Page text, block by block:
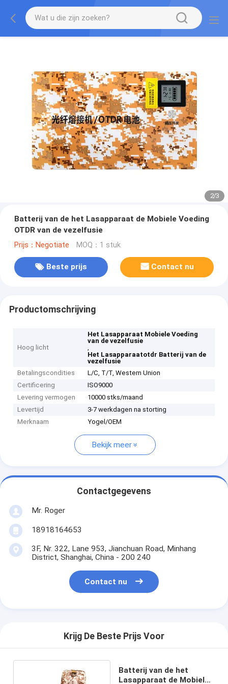
2/3
Batterij van de het Lasapparaat de Mobiele Voeding
OTDR van de vezelfusie
Prijs：Negotiate MOQ：1 stuk
Beste prijs Contact nu
Productomschrijving
Hoog licht
Het Lasapparaat Mobiele Voeding
van de vezelfusie
,
Het Lasapparaatotdr Batterij van de
vezelfusie
Betalingscondities
L/C, T/T, Western Union
Certificering
ISO9000
Levering vermogen
10000 stks/maand
Levertijd
3-7 werkdagen na storting
Merknaam
Yogel/OEM
Bekijk meer
Contactgegevens
Mr. Roger
18918164653
3F, Nr. 322, Lane 953, Jianchuan Road, Minhang
District, Shanghai, China - 200 240
Contact nu
Krijg De Beste Prijs Voor
Batterij van de het
Lasapparaat de Mobiele